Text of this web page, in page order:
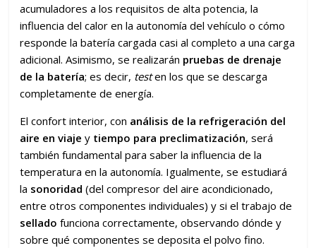
acumuladores a los requisitos de alta potencia, la
influencia del calor en la autonomía del vehículo o cómo
responde la batería cargada casi al completo a una carga
adicional. Asimismo, se realizarán pruebas de drenaje
de la batería; es decir, testen los que se descarga
completamente de energía.
El confort interior, con análisis de la refrigeración del
aire en viajey tiempo para preclimatización, será
también fundamental para saber la influencia de la
temperatura en la autonomía. Igualmente, se estudiará
la sonoridad (del compresor del aire acondicionado,
entre otros componentes individuales) y si el trabajo de
sellado funciona correctamente, observando dónde y
sobre qué componentes se deposita el polvo fino.